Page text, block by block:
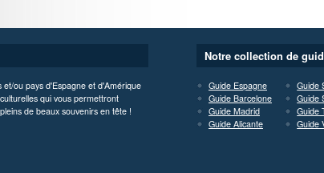
ou pays d'Espagne et d'Amérique
qui vous permettront
de beaux souvenirs en tête !
Notre collection de
Guide Espagne
Guide Barcelone
Guide Madrid
Guide Alicante
Guide
Guide
Guide
Guide